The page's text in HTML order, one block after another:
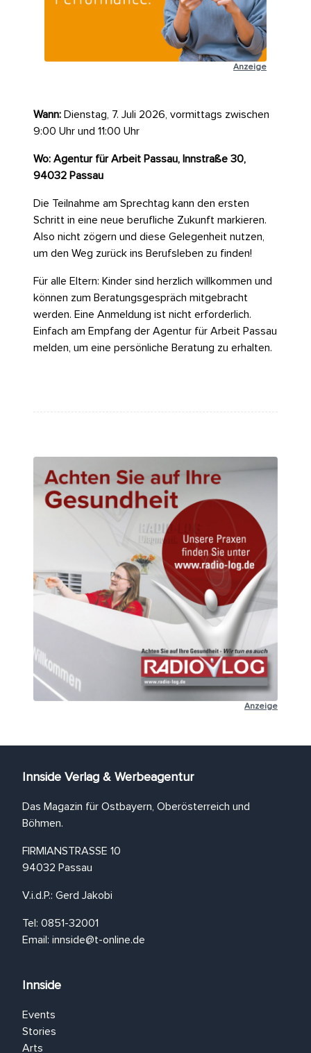
Anzeige
Wann: Dienstag, 7. Juli 2026, vormittags zwischen
9:00 Uhr und 11:00 Uhr
Wo: Agentur für Arbeit Passau, Innstraße 30,
94032 Passau
Die Teilnahme am Sprechtag kann den ersten
Schritt in eine neue berufliche Zukunft markieren.
Also nicht zögern und diese Gelegenheit nutzen,
um den Weg zurück ins Berufsleben zu finden!
Für alle Eltern: Kinder sind herzlich willkommen und
können zum Beratungsgespräch mitgebracht
werden. Eine Anmeldung ist nicht erforderlich.
Einfach am Empfang der Agentur für Arbeit Passau
melden, um eine persönliche Beratung zu erhalten.
Anzeige
Innside Verlag & Werbeagentur
Das Magazin für Ostbayern, Oberösterreich und
Böhmen.
FIRMIANSTRASSE 10
94032 Passau
V.i.d.P.: Gerd Jakobi
Tel: 0851-32001
Email: innside@t-online.de
Innside
Events
Stories
Arts